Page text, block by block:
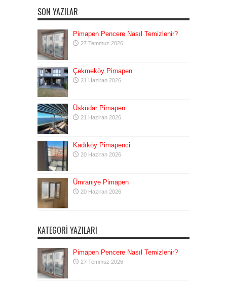
SON YAZILAR
Pimapen Pencere Nasıl Temizlenir?
27 Temmuz 2026
Çekmeköy Pimapen
21 Haziran 2026
Üsküdar Pimapen
21 Haziran 2026
Kadıköy Pimapenci
20 Haziran 2026
Ümraniye Pimapen
20 Haziran 2026
KATEGORI YAZILARI
Pimapen Pencere Nasıl Temizlenir?
27 Temmuz 2026